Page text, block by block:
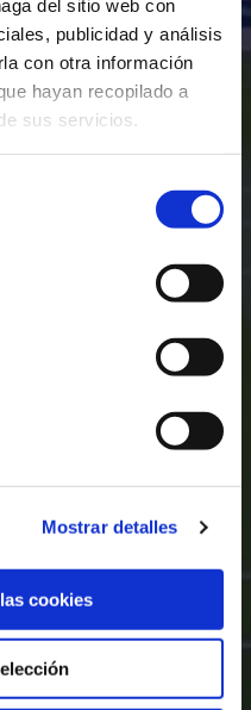
del sitio web con
publicidad y análisis
con otra información
hayan recopilado a
sus servicios.
Mostrar detalles
cookies